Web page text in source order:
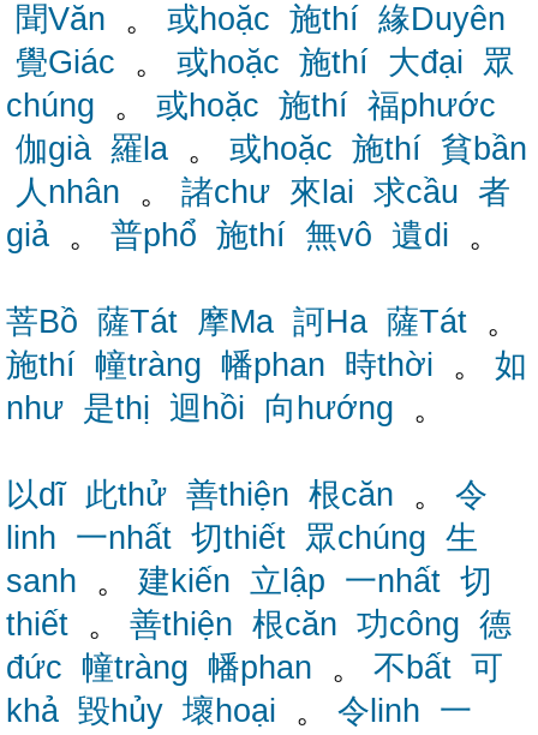
聞Văn 。 或hoặc 施thí 緣Duyên
覺Giác 。 或hoặc 施thí 大đại 眾
chúng 。 或hoặc 施thí 福phước
伽già 羅la 。 或hoặc 施thí 貧bần
人nhân 。 諸chư 來lai 求cầu 者
giả 。 普phổ 施thí 無vô 遺di 。
菩Bồ 薩Tát 摩Ma 訶Ha 薩Tát 。
施thí 幢tràng 幡phan 時thời 。 如
như 是thị 迴hồi 向hướng 。
以dĩ 此thử 善thiện 根căn 。 令
linh 一nhất 切thiết 眾chúng 生
sanh 。 建kiến 立lập 一nhất 切
thiết 。 善thiện 根căn 功công 德
đức 幢tràng 幡phan 。 不bất 可
khả 毀hủy 壞hoại 。 令linh 一